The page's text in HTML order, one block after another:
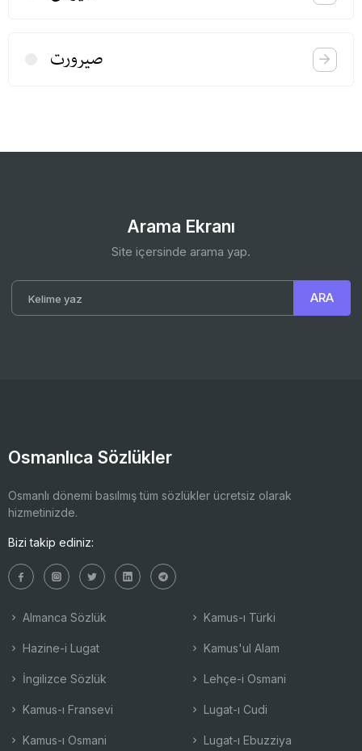
صیرورت
Arama Ekranı
Site içersinde arama yap.
Osmanlıca Sözlükler
Osmanlı dönemi basılmış tüm sözlükler ücretsiz olarak
hizmetinizde.
Bizi takip ediniz:
Almanca Sözlük
Hazine-i Lugat
İngilizce Sözlük
Kamus-ı Fransevi
Kamus-ı Osmani
Kamus-ı Türki
Kamus'ul Alam
Lehçe-i Osmani
Lugat-ı Cudi
Lugat-ı Ebuzziya